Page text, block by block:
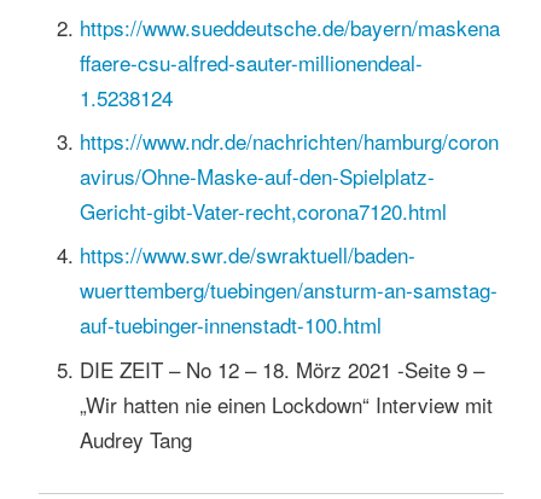
https://www.sueddeutsche.de/bayern/maskena
ffaere-csu-alfred-sauter-millionendeal-
1.5238124
https://www.ndr.de/nachrichten/hamburg/coron
avirus/Ohne-Maske-auf-den-Spielplatz-
Gericht-gibt-Vater-recht,corona7120.html
https://www.swr.de/swraktuell/baden-
wuerttemberg/tuebingen/ansturm-an-samstag-
auf-tuebinger-innenstadt-100.html
DIE ZEIT – No 12 – 18. Mörz 2021 -Seite 9 –
„Wir hatten nie einen Lockdown“ Interview mit
Audrey Tang